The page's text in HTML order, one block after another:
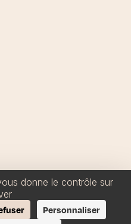
droits réservés
donne le contrôle sur
Personnaliser